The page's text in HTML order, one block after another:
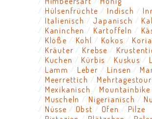
Hülsenfrüchte
Indisch
Italienisch
Japanisch
Kaninchen
Kartoffeln
Klöße
Kohl Kokos
Kräuter
Krebse
Kuchen
Kürbis Kuskus
Lamm
Leber Linsen
Meerrettich
Mehrtagestour
Mexikanisch
Mountainbike
Muscheln
Nigerianisch
Nüsse
Obst Ofen
Pilze